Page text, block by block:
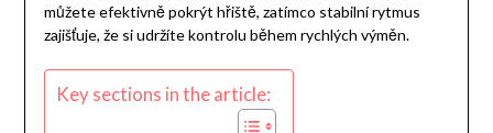
můžete efektivně pokrýt hřiště, zatímco stabilní rytmus
zajišťuje, že si udržíte kontrolu během rychlých výměn.
Key sections in the article: